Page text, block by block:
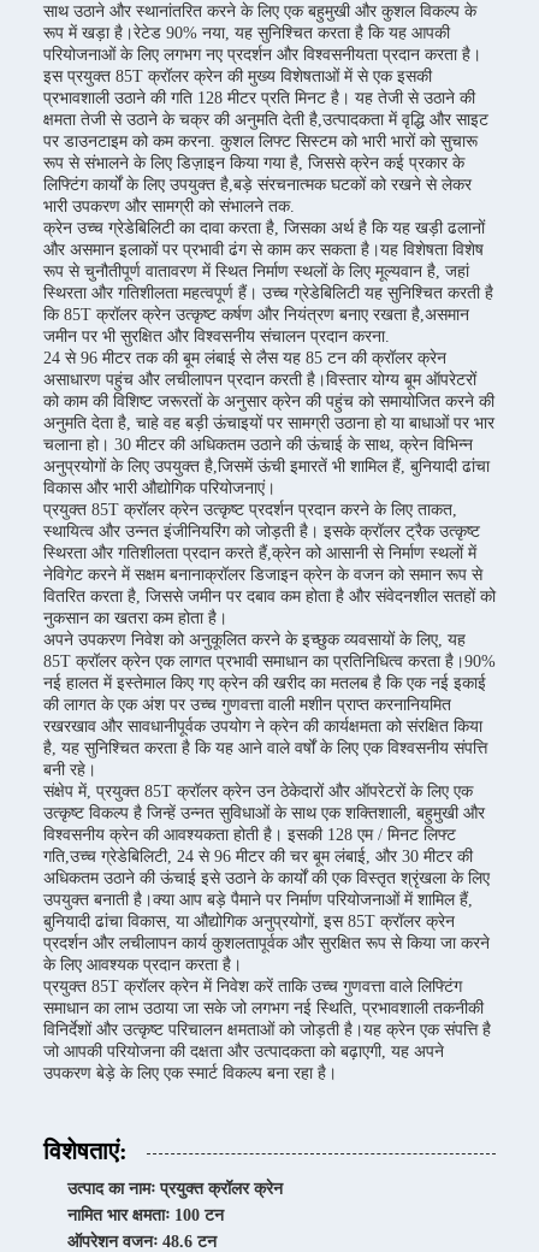
साथ उठाने और स्थानांतरित करने के लिए एक बहुमुखी और कुशल विकल्प के
रूप में खड़ा है।रेटेड 90% नया, यह सुनिश्चित करता है कि यह आपकी
परियोजनाओं के लिए लगभग नए प्रदर्शन और विश्वसनीयता प्रदान करता है।
इस प्रयुक्त 85T क्रॉलर क्रेन की मुख्य विशेषताओं में से एक इसकी
प्रभावशाली उठाने की गति 128 मीटर प्रति मिनट है। यह तेजी से उठाने की
क्षमता तेजी से उठाने के चक्र की अनुमति देती है,उत्पादकता में वृद्धि और साइट
पर डाउनटाइम को कम करना. कुशल लिफ्ट सिस्टम को भारी भारों को सुचारू
रूप से संभालने के लिए डिज़ाइन किया गया है, जिससे क्रेन कई प्रकार के
लिफ्टिंग कार्यों के लिए उपयुक्त है,बड़े संरचनात्मक घटकों को रखने से लेकर
भारी उपकरण और सामग्री को संभालने तक.
क्रेन उच्च ग्रेडेबिलिटी का दावा करता है, जिसका अर्थ है कि यह खड़ी ढलानों
और असमान इलाकों पर प्रभावी ढंग से काम कर सकता है।यह विशेषता विशेष
रूप से चुनौतीपूर्ण वातावरण में स्थित निर्माण स्थलों के लिए मूल्यवान है, जहां
स्थिरता और गतिशीलता महत्वपूर्ण हैं। उच्च ग्रेडेबिलिटी यह सुनिश्चित करती है
कि 85T क्रॉलर क्रेन उत्कृष्ट कर्षण और नियंत्रण बनाए रखता है,असमान
जमीन पर भी सुरक्षित और विश्वसनीय संचालन प्रदान करना.
24 से 96 मीटर तक की बूम लंबाई से लैस यह 85 टन की क्रॉलर क्रेन
असाधारण पहुंच और लचीलापन प्रदान करती है।विस्तार योग्य बूम ऑपरेटरों
को काम की विशिष्ट जरूरतों के अनुसार क्रेन की पहुंच को समायोजित करने की
अनुमति देता है, चाहे वह बड़ी ऊंचाइयों पर सामग्री उठाना हो या बाधाओं पर भार
चलाना हो। 30 मीटर की अधिकतम उठाने की ऊंचाई के साथ, क्रेन विभिन्न
अनुप्रयोगों के लिए उपयुक्त है,जिसमें ऊंची इमारतें भी शामिल हैं, बुनियादी ढांचा
विकास और भारी औद्योगिक परियोजनाएं।
प्रयुक्त 85T क्रॉलर क्रेन उत्कृष्ट प्रदर्शन प्रदान करने के लिए ताकत,
स्थायित्व और उन्नत इंजीनियरिंग को जोड़ती है। इसके क्रॉलर ट्रैक उत्कृष्ट
स्थिरता और गतिशीलता प्रदान करते हैं,क्रेन को आसानी से निर्माण स्थलों में
नेविगेट करने में सक्षम बनानाक्रॉलर डिजाइन क्रेन के वजन को समान रूप से
वितरित करता है, जिससे जमीन पर दबाव कम होता है और संवेदनशील सतहों को
नुकसान का खतरा कम होता है।
अपने उपकरण निवेश को अनुकूलित करने के इच्छुक व्यवसायों के लिए, यह
85T क्रॉलर क्रेन एक लागत प्रभावी समाधान का प्रतिनिधित्व करता है।90%
नई हालत में इस्तेमाल किए गए क्रेन की खरीद का मतलब है कि एक नई इकाई
की लागत के एक अंश पर उच्च गुणवत्ता वाली मशीन प्राप्त करनानियमित
रखरखाव और सावधानीपूर्वक उपयोग ने क्रेन की कार्यक्षमता को संरक्षित किया
है, यह सुनिश्चित करता है कि यह आने वाले वर्षों के लिए एक विश्वसनीय संपत्ति
बनी रहे।
संक्षेप में, प्रयुक्त 85T क्रॉलर क्रेन उन ठेकेदारों और ऑपरेटरों के लिए एक
उत्कृष्ट विकल्प है जिन्हें उन्नत सुविधाओं के साथ एक शक्तिशाली, बहुमुखी और
विश्वसनीय क्रेन की आवश्यकता होती है। इसकी 128 एम / मिनट लिफ्ट
गति,उच्च ग्रेडेबिलिटी, 24 से 96 मीटर की चर बूम लंबाई, और 30 मीटर की
अधिकतम उठाने की ऊंचाई इसे उठाने के कार्यों की एक विस्तृत श्रृंखला के लिए
उपयुक्त बनाती है।क्या आप बड़े पैमाने पर निर्माण परियोजनाओं में शामिल हैं,
बुनियादी ढांचा विकास, या औद्योगिक अनुप्रयोगों, इस 85T क्रॉलर क्रेन
प्रदर्शन और लचीलापन कार्य कुशलतापूर्वक और सुरक्षित रूप से किया जा करने
के लिए आवश्यक प्रदान करता है।
प्रयुक्त 85T क्रॉलर क्रेन में निवेश करें ताकि उच्च गुणवत्ता वाले लिफ्टिंग
समाधान का लाभ उठाया जा सके जो लगभग नई स्थिति, प्रभावशाली तकनीकी
विनिर्देशों और उत्कृष्ट परिचालन क्षमताओं को जोड़ती है।यह क्रेन एक संपत्ति है
जो आपकी परियोजना की दक्षता और उत्पादकता को बढ़ाएगी, यह अपने
उपकरण बेड़े के लिए एक स्मार्ट विकल्प बना रहा है।
विशेषताएं:
उत्पाद का नामः प्रयुक्त क्रॉलर क्रेन
नामित भार क्षमताः 100 टन
ऑपरेशन वजनः 48.6 टन